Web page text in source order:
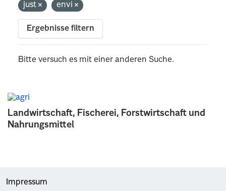
Landwirtschaft, Fischerei, Forstwirtschaft und
Nahrungsmittel
just
envi
Ergebnisse filtern
Bitte versuch es mit einer anderen Suche.
Impressum